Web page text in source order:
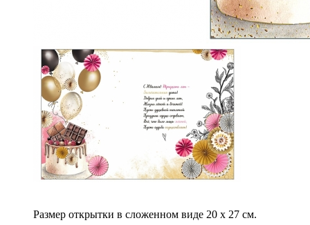
Размер открытки в сложенном виде 20 х 27 см.